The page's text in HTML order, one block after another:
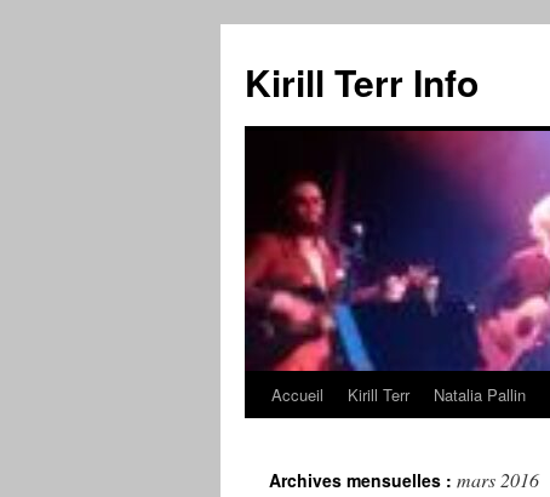
Kirill Terr Info
Aller
contenu
Accueil Kirill Terr Natalia Pallin
Archives mensuelles : mars 2016